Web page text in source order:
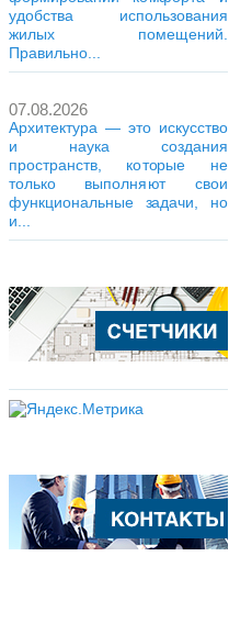
удобства использования
жилых помещений.
Правильно...
07.08.2026
Архитектура — это искусство
и наука создания
пространств, которые не
только выполняют свои
функциональные задачи, но
и...